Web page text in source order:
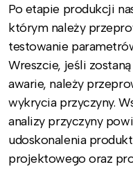
Po etapie produkcji
którym należy
testowanie
Wreszcie, jeśli
awarie, należy
wykrycia przyczyny.
analizy przyczyny
udoskonalenia
projektowego oraz